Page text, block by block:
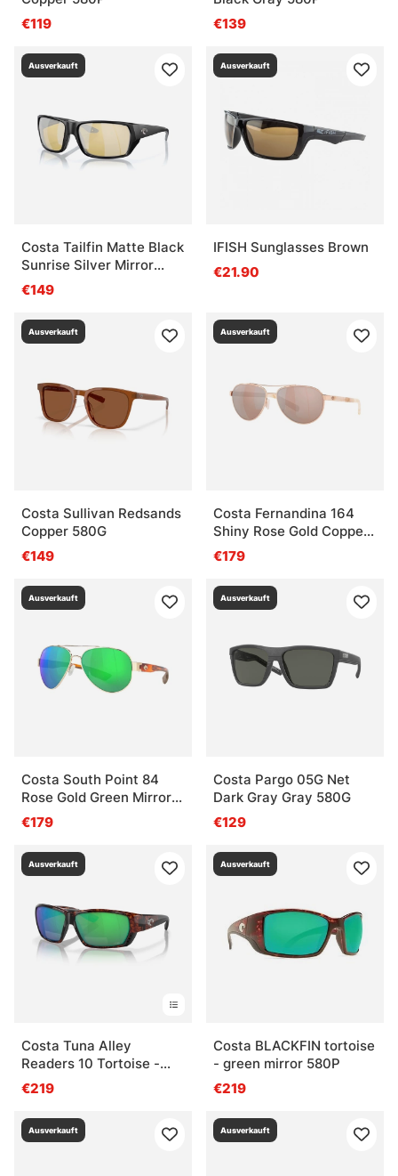
€119
€139
Ausverkauft
Costa Tailfin Matte Black
Sunrise Silver Mirror
580G
€149
Ausverkauft
IFISH Sunglasses Brown
€21.90
Ausverkauft
Costa Sullivan Redsands
Copper 580G
€149
Ausverkauft
Costa Fernandina 164
Shiny Rose Gold Copper
Silver Mirror 580G
€179
Ausverkauft
Costa South Point 84
Rose Gold Green Mirror
580G
€179
Ausverkauft
Costa Pargo 05G Net
Dark Gray Gray 580G
€129
Ausverkauft
Costa Tuna Alley
Readers 10 Tortoise -
Grn Mir 580P
€219
Ausverkauft
Costa BLACKFIN tortoise
- green mirror 580P
€219
Ausverkauft Ausverkauft